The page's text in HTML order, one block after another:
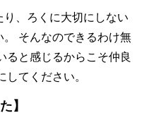
、ろくに大切にしない
。 そんなのできるわけ無
ると感じるからこそ仲良
してください。
】